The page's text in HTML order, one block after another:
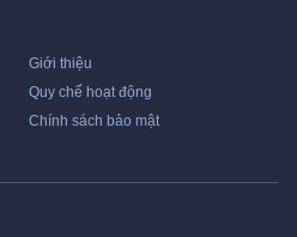
Giới thiệu
Quy chế hoạt động
Chính sách bảo mật